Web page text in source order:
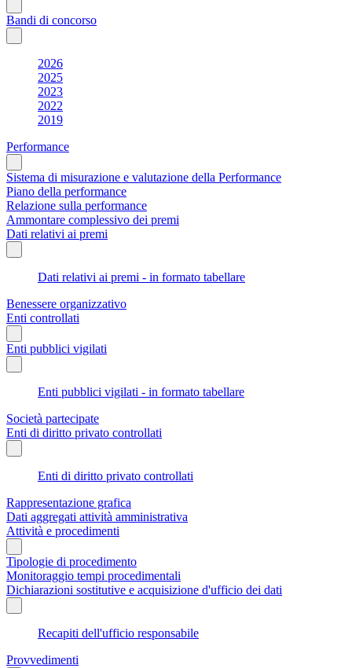
Bandi di concorso
2026
2025
2023
2022
2019
Performance
Sistema di misurazione e valutazione della Performance
Piano della performance
Relazione sulla performance
Ammontare complessivo dei premi
Dati relativi ai premi
Dati relativi ai premi - in formato tabellare
Benessere organizzativo
Enti controllati
Enti pubblici vigilati
Enti pubblici vigilati - in formato tabellare
Società partecipate
Enti di diritto privato controllati
Enti di diritto privato controllati
Rappresentazione grafica
Dati aggregati attività amministrativa
Attività e procedimenti
Tipologie di procedimento
Monitoraggio tempi procedimentali
Dichiarazioni sostitutive e acquisizione d'ufficio dei dati
Recapiti dell'ufficio responsabile
Provvedimenti